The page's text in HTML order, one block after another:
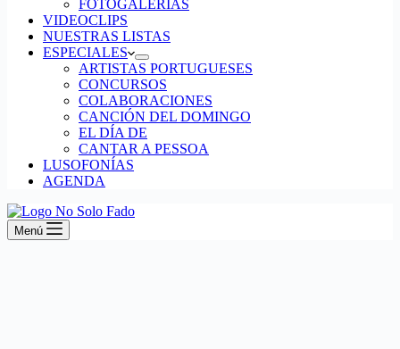
FOTOGALERÍAS
VIDEOCLIPS
NUESTRAS LISTAS
ESPECIALES
ARTISTAS PORTUGUESES
CONCURSOS
COLABORACIONES
CANCIÓN DEL DOMINGO
EL DÍA DE
CANTAR A PESSOA
LUSOFONÍAS
AGENDA
Menú